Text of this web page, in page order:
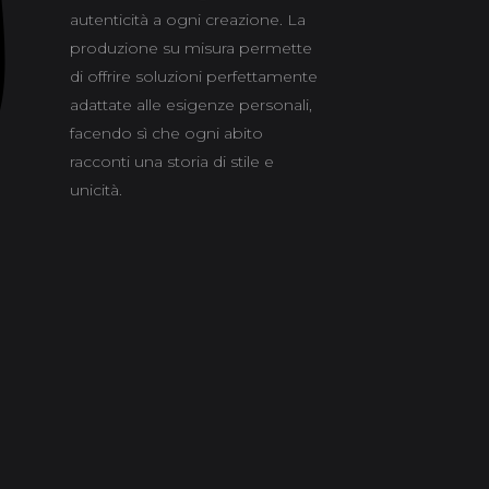
autenticità a ogni creazione. La
produzione su misura permette
di offrire soluzioni perfettamente
adattate alle esigenze personali,
facendo sì che ogni abito
racconti una storia di stile e
unicità.